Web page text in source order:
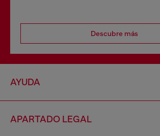
Descubre más
AYUDA
APARTADO LEGAL